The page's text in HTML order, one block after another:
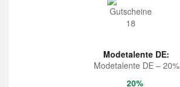
Modetalente DE:
Modetalente DE – 20%
20%